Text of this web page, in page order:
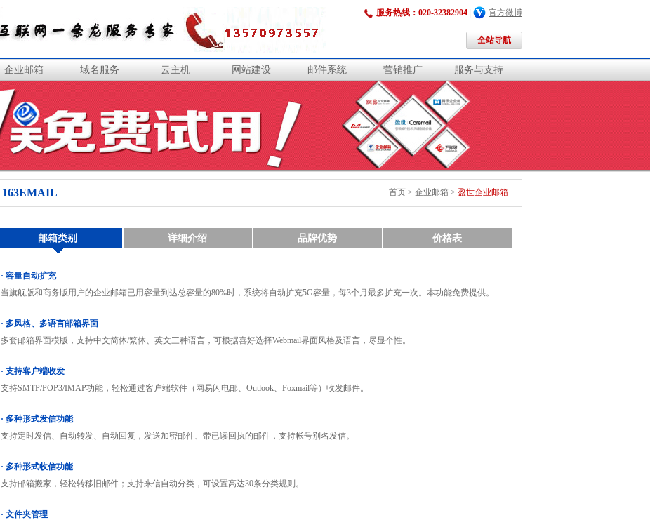
服务热线：020-32382904 官方微博
全站导航
企业邮箱 域名服务 云主机 网站建设 邮件系统 营销推广 服务与支持
163EMAIL 首页 > 企业邮箱 > 盈世企业邮箱
邮箱类别 详细介绍 品牌优势 价格表
· 容量自动扩充
当旗舰版和商务版用户的企业邮箱已用容量到达总容量的80%时，系统将自动扩充5G容量，每3个月最多扩充一次。本功能免费提供。
· 多风格、多语言邮箱界面
多套邮箱界面模版，支持中文简体/繁体、英文三种语言，可根据喜好选择Webmail界面风格及语言，尽显个性。
· 支持客户端收发
支持SMTP/POP3/IMAP功能，轻松通过客户端软件（网易闪电邮、Outlook、Foxmail等）收发邮件。
· 多种形式发信功能
支持定时发信、自动转发、自动回复，发送加密邮件、带已读回执的邮件，支持帐号别名发信。
· 多种形式收信功能
支持邮箱搬家，轻松转移旧邮件；支持来信自动分类，可设置高达30条分类规则。
· 文件夹管理